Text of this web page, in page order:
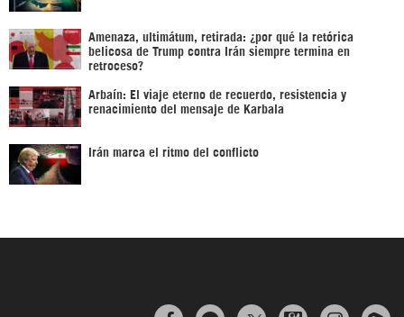
Amenaza, ultimátum, retirada: ¿por qué la retórica
belicosa de Trump contra Irán siempre termina en
retroceso?
Arbaín: El viaje eterno de recuerdo, resistencia y
renacimiento del mensaje de Karbala
Irán marca el ritmo del conflicto